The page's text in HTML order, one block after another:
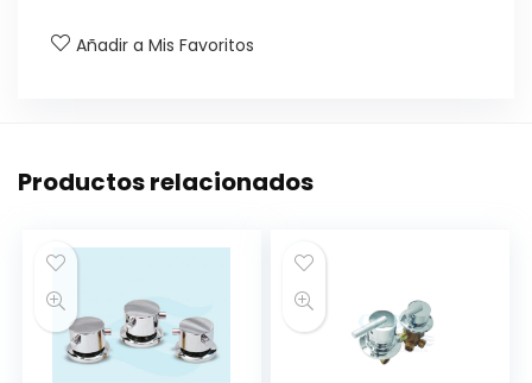
Añadir a Mis Favoritos
Productos relacionados